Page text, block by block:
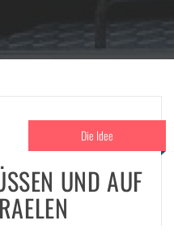
Die Idee
UND AUF